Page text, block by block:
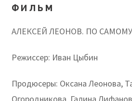
ФИЛЬМ
АЛЕКСЕЙ ЛЕОНОВ. ПО
Режиссер: Иван Цыбин
Продюсеры: Оксана Леонова,
Огородникова, Галина